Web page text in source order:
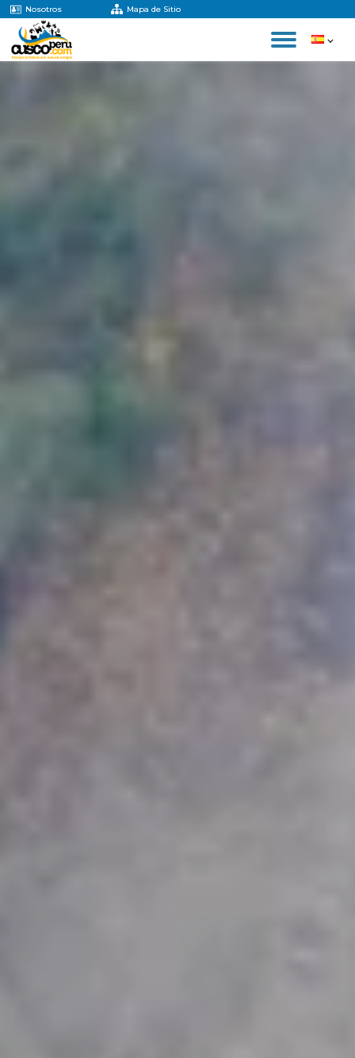
Nosotros Mapa de Sitio